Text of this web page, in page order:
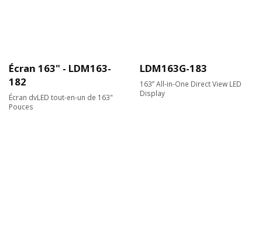
Écran 163" - LDM163-
182
Écran dvLED tout-en-un de 163"
Pouces
LDM163G-183
163” All-in-One Direct View LED
Display